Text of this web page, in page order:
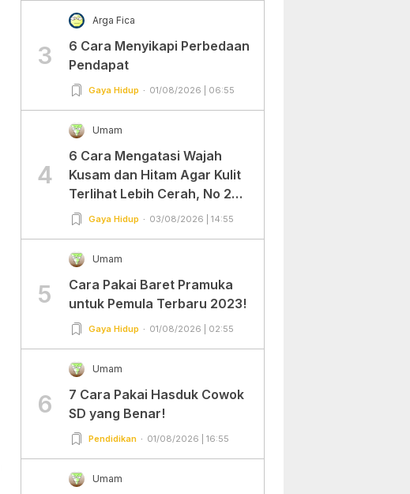
3
Arga Fica
6 Cara Menyikapi Perbedaan
Pendapat
Gaya Hidup 01/08/2026 | 06:55
4
Umam
6 Cara Mengatasi Wajah
Kusam dan Hitam Agar Kulit
Terlihat Lebih Cerah, No 2
Gampang Banget dan Mudah
Gaya Hidup 03/08/2026 | 14:55
5
Umam
Cara Pakai Baret Pramuka
untuk Pemula Terbaru 2023!
Gaya Hidup 01/08/2026 | 02:55
6
Umam
7 Cara Pakai Hasduk Cowok
SD yang Benar!
Pendidikan 01/08/2026 | 16:55
Umam